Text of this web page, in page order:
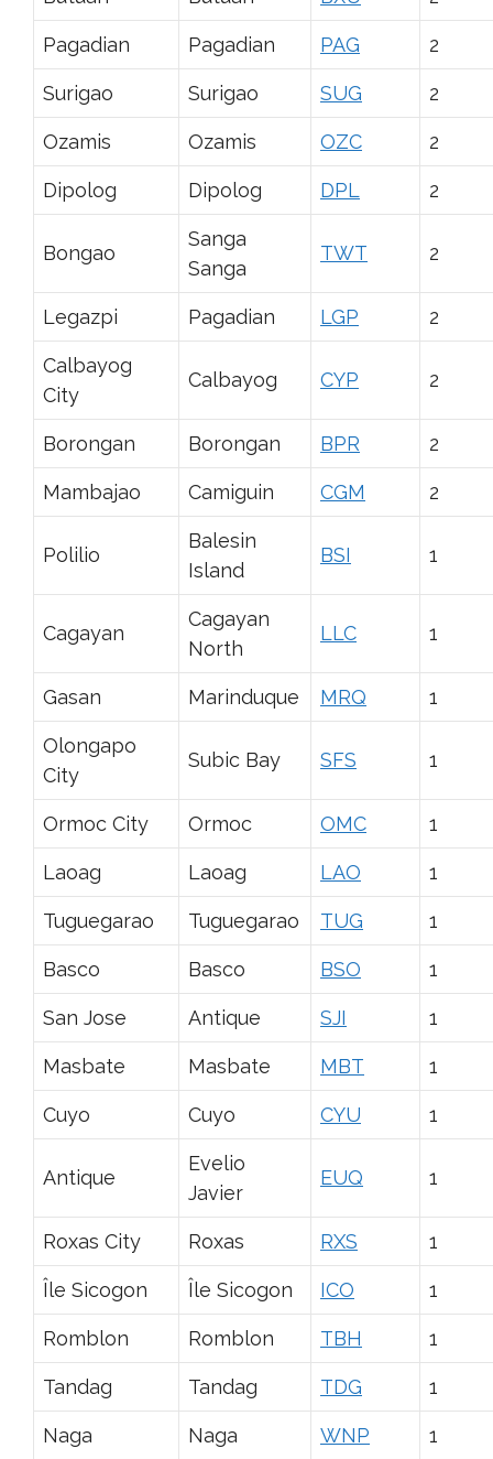
Pagadian Pagadian PAG 2
Surigao Surigao SUG 2
Ozamis Ozamis OZC 2
Dipolog Dipolog DPL 2
Bongao
Sanga
Sanga
TWT 2
Legazpi Pagadian LGP 2
Calbayog
City
Calbayog CYP 2
Borongan Borongan BPR 2
Mambajao Camiguin CGM 2
Polilio
Balesin
Island
BSI 1
Cagayan
Cagayan
North
LLC 1
Gasan Marinduque MRQ 1
Olongapo
City
Subic Bay SFS 1
Ormoc City Ormoc OMC 1
Laoag Laoag LAO 1
Tuguegarao Tuguegarao TUG 1
Basco Basco BSO 1
San Jose Antique SJI 1
Masbate Masbate MBT 1
Cuyo Cuyo CYU 1
Antique
Evelio
Javier
EUQ 1
Roxas City Roxas RXS 1
Île Sicogon Île Sicogon ICO 1
Romblon Romblon TBH 1
Tandag Tandag TDG 1
Naga Naga WNP 1